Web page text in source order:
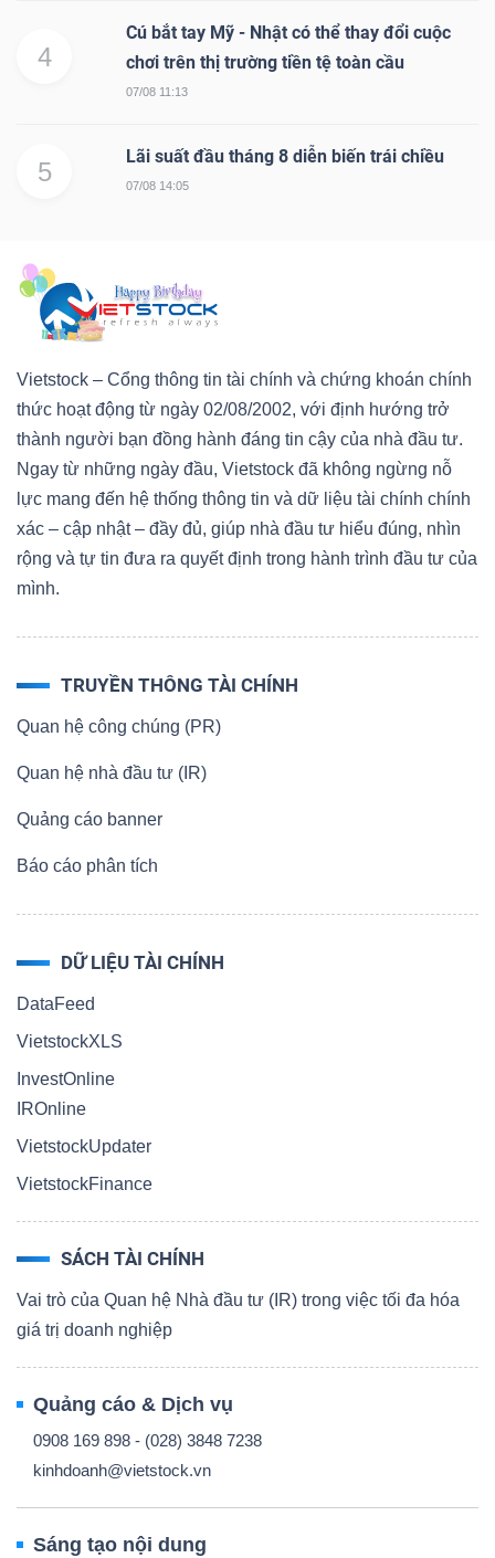
4
Cú bắt tay Mỹ - Nhật có thể thay đổi cuộc
chơi trên thị trường tiền tệ toàn cầu
07/08 11:13
5
Lãi suất đầu tháng 8 diễn biến trái chiều
07/08 14:05
Vietstock – Cổng thông tin tài chính và chứng khoán chính
thức hoạt động từ ngày 02/08/2002, với định hướng trở
thành người bạn đồng hành đáng tin cậy của nhà đầu tư.
Ngay từ những ngày đầu, Vietstock đã không ngừng nỗ
lực mang đến hệ thống thông tin và dữ liệu tài chính chính
xác – cập nhật – đầy đủ, giúp nhà đầu tư hiểu đúng, nhìn
rộng và tự tin đưa ra quyết định trong hành trình đầu tư của
mình.
TRUYỀN THÔNG TÀI CHÍNH
Quan hệ công chúng (PR)
Quan hệ nhà đầu tư (IR)
Quảng cáo banner
Báo cáo phân tích
DỮ LIỆU TÀI CHÍNH
DataFeed
VietstockXLS
InvestOnline
IROnline
VietstockUpdater
VietstockFinance
SÁCH TÀI CHÍNH
Vai trò của Quan hệ Nhà đầu tư (IR) trong việc tối đa hóa
giá trị doanh nghiệp
Quảng cáo & Dịch vụ
0908 169 898 - (028) 3848 7238
kinhdoanh@vietstock.vn
Sáng tạo nội dung